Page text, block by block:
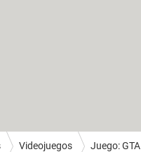
Videojuegos Juego: GTA